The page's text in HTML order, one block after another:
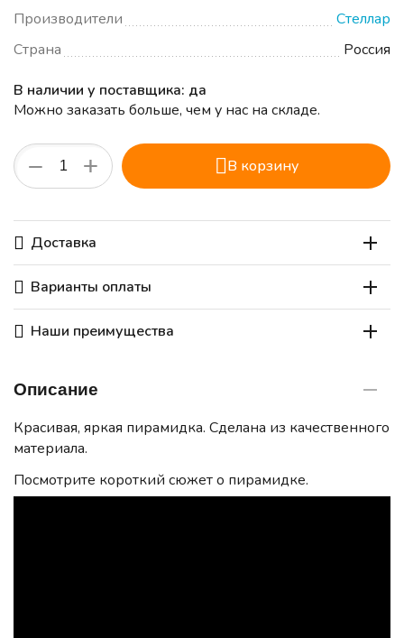
Производители
Стеллар
Страна
Россия
В наличии у поставщика: да
Можно заказать больше, чем у нас на складе.
+
− В корзину
Доставка
Варианты оплаты
Наши преимущества
Описание
Красивая, яркая пирамидка. Сделана из качественного
материала.
Посмотрите короткий сюжет о пирамидке.